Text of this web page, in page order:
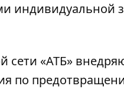
сети «АТБ»
по